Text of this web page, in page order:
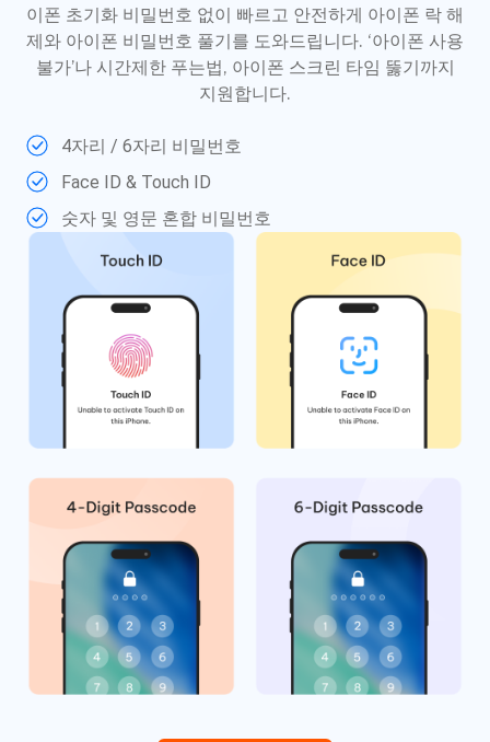
이폰 초기화 비밀번호 없이 빠르고 안전하게 아이폰 락 해
제와 아이폰 비밀번호 풀기를 도와드립니다. ‘아이폰 사용
불가’나 시간제한 푸는법, 아이폰 스크린 타임 뚫기까지
지원합니다.
4자리 / 6자리 비밀번호
Face ID & Touch ID
숫자 및 영문 혼합 비밀번호